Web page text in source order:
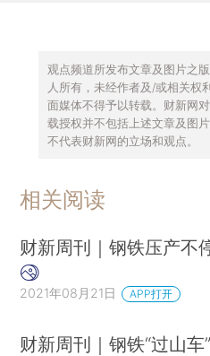
观点频道所发布文章及图片之
人所有，未经作者及/或相关权
面媒体不得予以转载。财新网
载授权并不包括上述文章及图
不代表财新网的立场和观点。
相关阅读
财新周刊｜钢铁压产不
2021年08月21日 APP打开
财新周刊｜钢铁“过山车”